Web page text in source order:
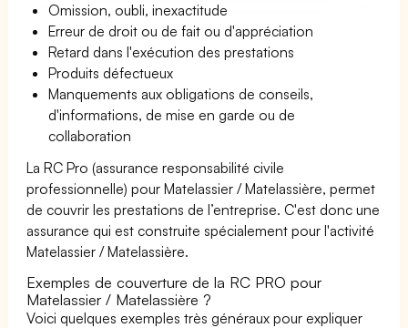
Omission, oubli, inexactitude
Erreur de droit ou de fait ou d'appréciation
Retard dans l'exécution des prestations
Produits défectueux
Manquements aux obligations de conseils,
d'informations, de mise en garde ou de
collaboration
La RC Pro (assurance responsabilité civile
professionnelle) pour Matelassier / Matelassière, permet
de couvrir les prestations de l’entreprise. C'est donc une
assurance qui est construite spécialement pour l'activité
Matelassier / Matelassière.
Exemples de couverture de la RC PRO pour
Matelassier / Matelassière ?
Voici quelques exemples très généraux pour expliquer